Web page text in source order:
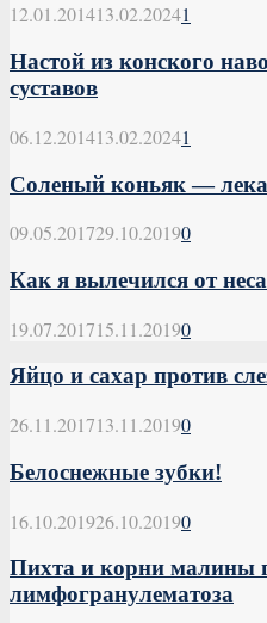
12.01.201413.02.20241
Настой из конского
суставов
06.12.201413.02.20241
Соленый коньяк —
09.05.201729.10.20190
Как я вылечился от
19.07.201715.11.20190
Яйцо и сахар против
26.11.201713.11.20190
Белоснежные зубки!
16.10.201926.10.20190
Пихта и корни малины
лимфогранулематоза